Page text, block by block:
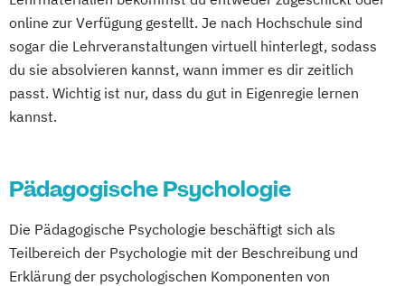
Pharmaproduktion
Physician Assistant Physiotherapie
Psychologie
Psychologie mit Schwerpunkt Klinische
Soziale Arbeit
Soziale Arbeit Präsenzstudium
Sozialmanagement
online zur Verfügung gestellt. Je nach Hochschule sind
sogar die Lehrveranstaltungen virtuell hinterlegt, sodass
du sie absolvieren kannst, wann immer es dir zeitlich
passt. Wichtig ist nur, dass du gut in Eigenregie lernen
kannst.
Pädagogische Psychologie
Die Pädagogische Psychologie beschäftigt sich als
Teilbereich der Psychologie mit der Beschreibung und
Erklärung der psychologischen Komponenten von